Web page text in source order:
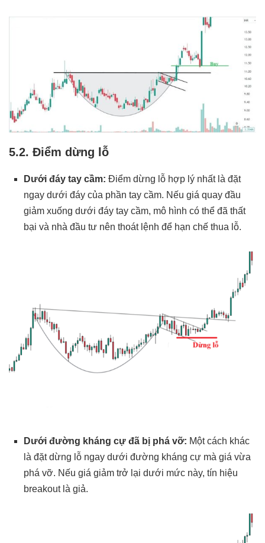
5.2. Điểm dừng lỗ
Dưới đáy tay cầm: Điểm dừng lỗ hợp lý nhất là đặt
ngay dưới đáy của phần tay cầm. Nếu giá quay đầu
giảm xuống dưới đáy tay cầm, mô hình có thể đã thất
bại và nhà đầu tư nên thoát lệnh để hạn chế thua lỗ.
Dưới đường kháng cự đã bị phá vỡ: Một cách khác
là đặt dừng lỗ ngay dưới đường kháng cự mà giá vừa
phá vỡ. Nếu giá giảm trở lại dưới mức này, tín hiệu
breakout là giả.